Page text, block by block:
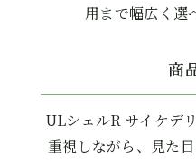
用まで幅広く選
商
ULシェルR サイケデ
重視しながら、見た